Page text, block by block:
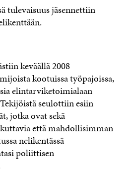
tulevaisuus jäsennettiin
keväällä 2008
kootuissa työpajoissa,
elintarviketoimialaan
seulottiin esiin
jotka ovat sekä
että mahdollisimman
nelikentässä
poliittisen